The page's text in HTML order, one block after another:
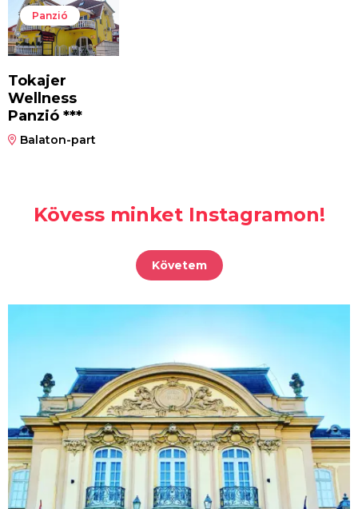
Panzió
Tokajer
Wellness
Panzió ***
Balaton-part
Kövess minket Instagramon!
Követem